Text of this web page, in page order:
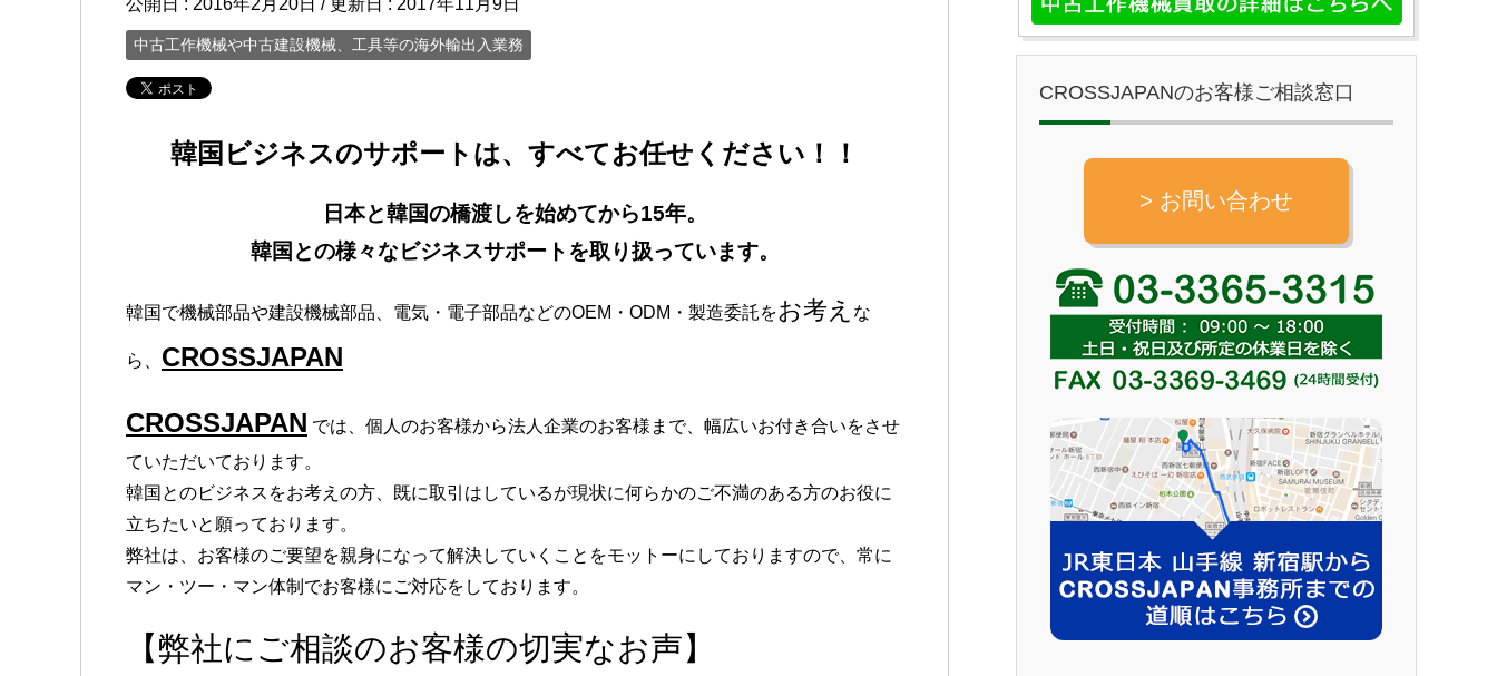
公開日 : 2016年2月20日 / 更新日 : 2017年11月9日
中古工作機械や中古建設機械、工具等の海外輸出入業務
韓国ビジネスのサポートは、すべてお任せください！！
日本と韓国の橋渡しを始めてから15年。
韓国との様々なビジネスサポートを取り扱っています。
韓国で機械部品や建設機械部品、電気・電子部品などのOEM・ODM・製造委託をお考え な
ら、 CROSSJAPAN
CROSSJAPAN では、個人のお客様から法人企業のお客様まで、幅広いお付き合いをさせ
ていただいております。
韓国とのビジネスをお考えの方、既に取引はしているが現状に何らかのご不満のある方のお役に
立ちたいと願っております。
弊社は、お客様のご要望を親身になって解決していくことをモットーにしておりますので、常に
マン・ツー・マン体制でお客様にご対応をしております。
【弊社にご相談のお客様の切実なお声】
CROSSJAPANのお客様ご相談窓口
> お問い合わせ